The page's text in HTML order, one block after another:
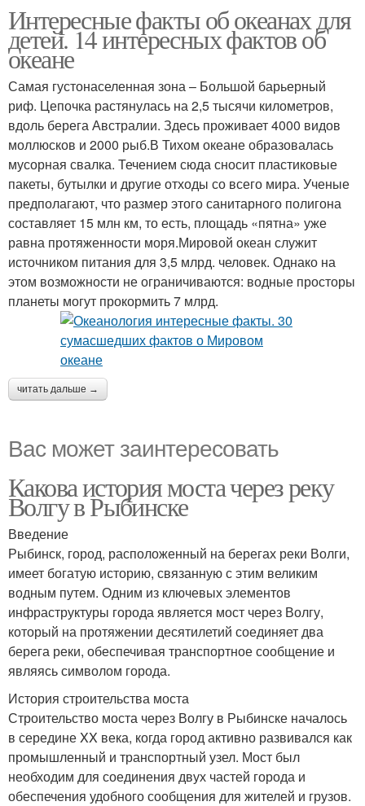
Интересные факты об океанах для
детей. 14 интересных фактов об
океане
Самая густонаселенная зона – Большой барьерный
риф. Цепочка растянулась на 2,5 тысячи километров,
вдоль берега Австралии. Здесь проживает 4000 видов
моллюсков и 2000 рыб.В Тихом океане образовалась
мусорная свалка. Течением сюда сносит пластиковые
пакеты, бутылки и другие отходы со всего мира. Ученые
предполагают, что размер этого санитарного полигона
составляет 15 млн км, то есть, площадь «пятна» уже
равна протяженности моря.Мировой океан служит
источником питания для 3,5 млрд. человек. Однако на
этом возможности не ограничиваются: водные просторы
планеты могут прокормить 7 млрд.
читать дальше →
Вас может заинтересовать
Какова история моста через реку
Волгу в Рыбинске
Введение
Рыбинск, город, расположенный на берегах реки Волги,
имеет богатую историю, связанную с этим великим
водным путем. Одним из ключевых элементов
инфраструктуры города является мост через Волгу,
который на протяжении десятилетий соединяет два
берега реки, обеспечивая транспортное сообщение и
являясь символом города.
История строительства моста
Строительство моста через Волгу в Рыбинске началось
в середине XX века, когда город активно развивался как
промышленный и транспортный узел. Мост был
необходим для соединения двух частей города и
обеспечения удобного сообщения для жителей и грузов.